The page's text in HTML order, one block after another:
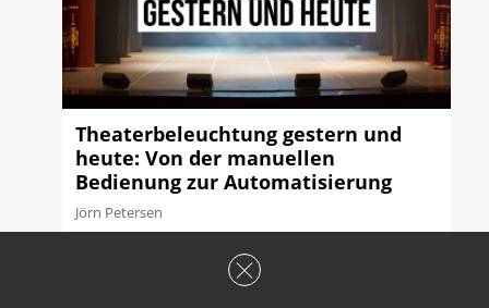
Theaterbeleuchtung gestern und
heute: Von der manuellen
Bedienung zur Automatisierung
Jörn Petersen